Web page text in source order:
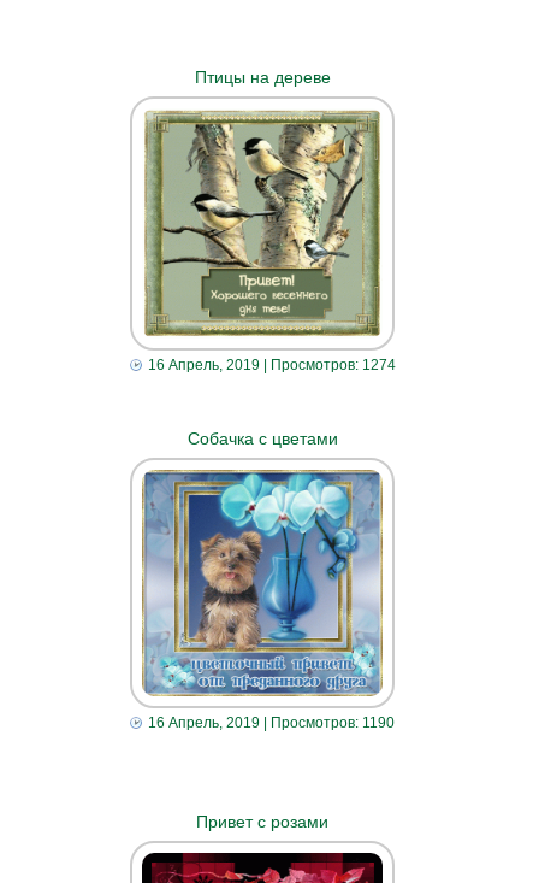
Птицы на дереве
16 Апрель, 2019| Просмотров: 1274
Собачка с цветами
16 Апрель, 2019 | Просмотров: 1190
Привет с розами